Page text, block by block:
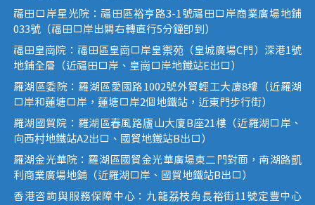
福田口岸星光院：福田區裕亨路3-1號福田口岸商業廣場地鋪
033號（福田口岸出關右轉直行5分鐘即到）
福田皇崗院：福田區皇崗口岸皇禦苑（皇城廣場C門）深港1號
地鋪全層（近福田口岸、皇崗口岸地鐵站E出口）
羅湖區委院：羅湖區愛國路1002號外貿輕工大廈8樓（近羅湖
口岸和蓮塘口岸，蓮塘口岸2個地鐵站，近東門步行街）
羅湖國貿院：羅湖區春風路廬山大廈B座21樓（近羅湖口岸、
向西村地鐵站A2出口、國貿地鐵站B出口）
羅湖金光華院：羅湖區國貿金光華廣場東二門對面，南湖路凱
利商業廣場地鋪（近羅湖口岸、國貿地鐵站B出口）
香港咨詢與服務保障中心：九龍荔枝角長裕街11號定豐中心